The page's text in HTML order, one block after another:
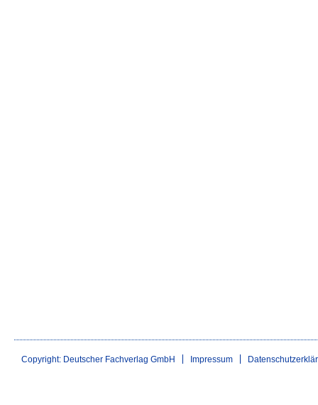
Copyright: Deutscher Fachverlag GmbH Impressum